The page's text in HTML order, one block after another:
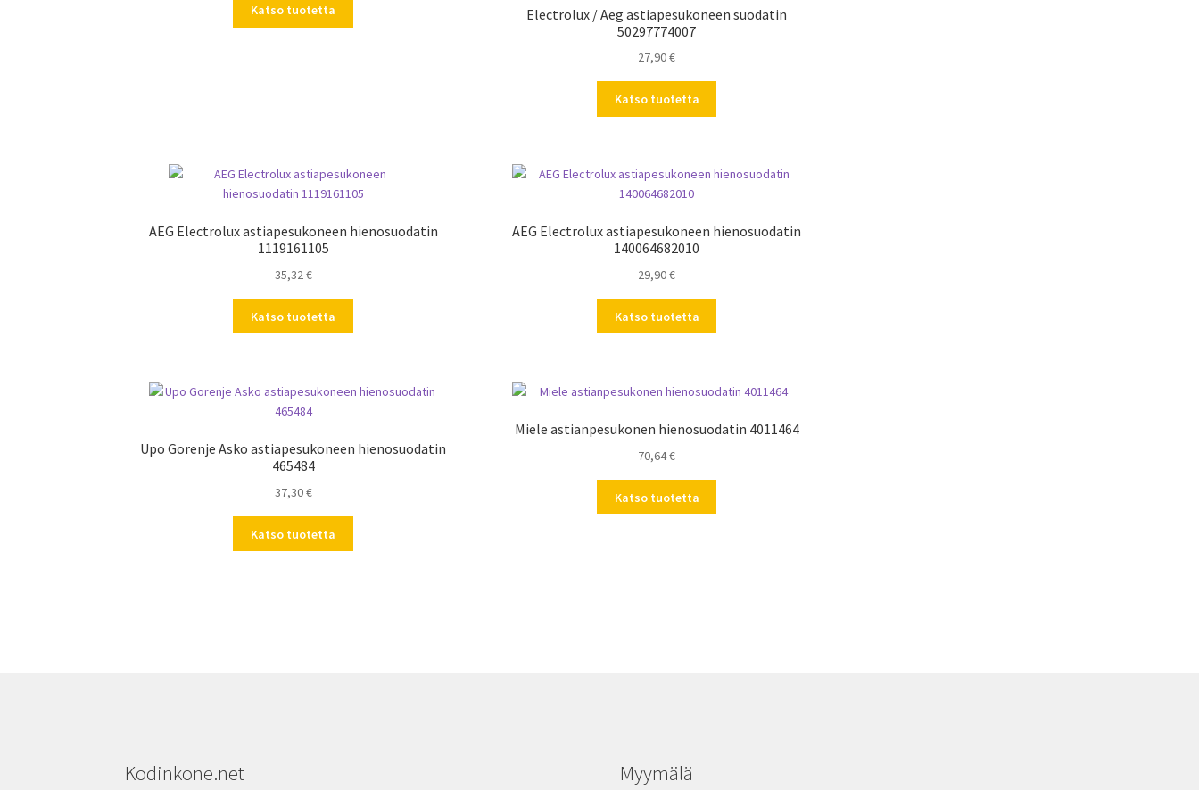
Katso tuotetta
Electrolux / Aeg astiapesukoneen suodatin
50297774007
27,90€
Katso tuotetta
AEG Electrolux astiapesukoneen hienosuodatin
1119161105
35,32€
Katso tuotetta
AEG Electrolux astiapesukoneen hienosuodatin
140064682010
29,90€
Katso tuotetta
Upo Gorenje Asko astiapesukoneen hienosuodatin
465484
37,30€
Katso tuotetta
Miele astianpesukonen hienosuodatin 4011464
70,64€
Katso tuotetta
Kodinkone.net Myymälä